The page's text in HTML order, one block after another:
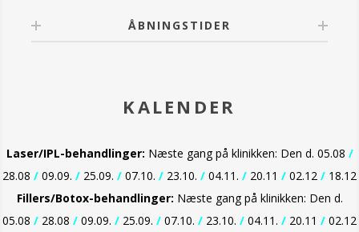
ÅBNINGSTIDER
KALENDER
Laser/IPL-behandlinger: Næste gang på klinikken: Den d. 05.08 /
28.08 / 09.09. / 25.09. / 07.10. / 23.10. / 04.11. / 20.11 / 02.12 / 18.12
Fillers/Botox-behandlinger: Næste gang på klinikken: Den d.
05.08 / 28.08 / 09.09. / 25.09. / 07.10. / 23.10. / 04.11. / 20.11 / 02.12